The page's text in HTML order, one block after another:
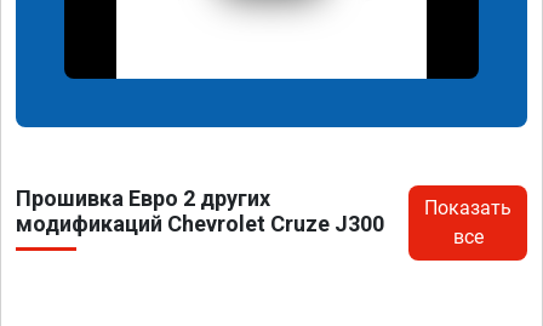
Прошивка Евро 2 других
модификаций Chevrolet Cruze J300
Показать
все